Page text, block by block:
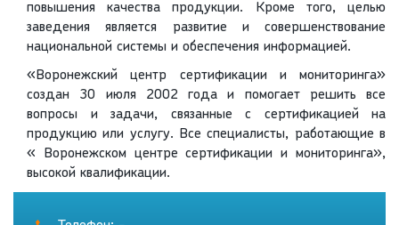
повышения качества продукции. Кроме того, целью
заведения является развитие и совершенствование
национальной системы и обеспечения информацией.
«Воронежский центр сертификации и мониторинга»
создан 30 июля 2002 года и помогает решить все
вопросы и задачи, связанные с сертификацией на
продукцию или услугу. Все специалисты, работающие в
« Воронежском центре сертификации и мониторинга»,
высокой квалификации.